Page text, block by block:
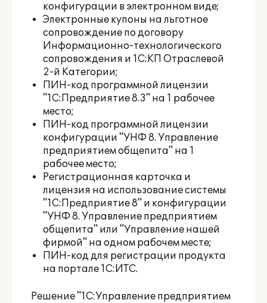
конфигурации в электронном виде;
Электронные купоны на льготное
сопровождение по договору
Информационно-технологического
сопровождения и 1С:КП Отраслевой
2-й Категории;
ПИН-код программной лицензии
"1С:Предприятие 8.3" на 1 рабочее
место;
ПИН-код программной лицензии
конфигурации "УНФ 8. Управление
предприятием общепита" на 1
рабочее место;
Регистрационная карточка и
лицензия на использование системы
"1С:Предприятие 8" и конфигурации
"УНФ 8. Управление предприятием
общепита" или "Управление нашей
фирмой" на одном рабочем месте;
ПИН-код для регистрации продукта
на портале 1С:ИТС.
Решение "1С:Управление предприятием